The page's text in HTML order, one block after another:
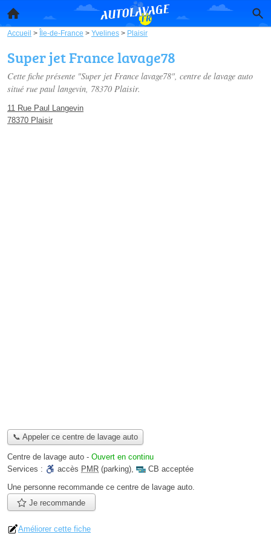
Accueil > Île-de-France > Yvelines > Plaisir
Super jet France lavage78
Cette fiche présente "Super jet France lavage78", centre de lavage auto
situé rue paul langevin, 78370 Plaisir.
11 Rue Paul Langevin
78370 Plaisir
📞 Appeler ce centre de lavage auto
Centre de lavage auto - Ouvert en continu
Services :
accès PMR (parking),
CB acceptée
Une personne recommande ce centre de lavage auto.
Je recommande
Améliorer cette fiche